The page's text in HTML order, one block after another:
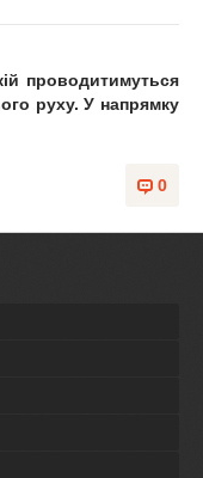
проводитимуться
руху. У напрямку
0